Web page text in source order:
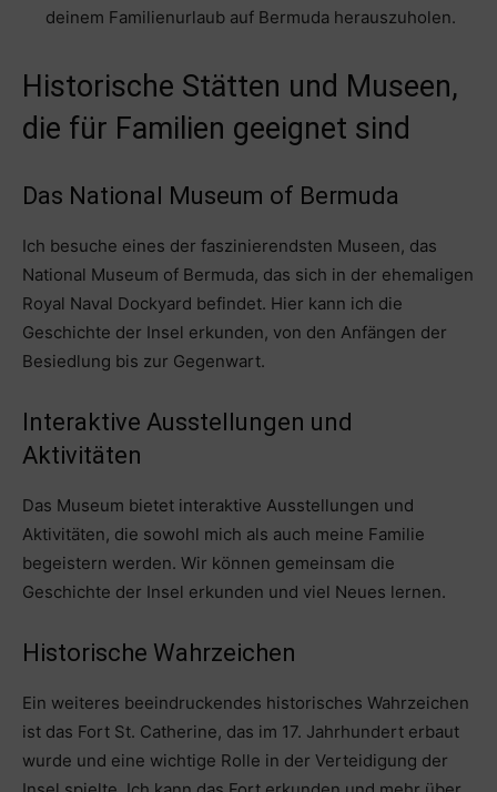
deinem Familienurlaub auf Bermuda herauszuholen.
Historische Stätten und Museen,
die für Familien geeignet sind
Das National Museum of Bermuda
Ich besuche eines der faszinierendsten Museen, das
National Museum of Bermuda, das sich in der ehemaligen
Royal Naval Dockyard befindet. Hier kann ich die
Geschichte der Insel erkunden, von den Anfängen der
Besiedlung bis zur Gegenwart.
Interaktive Ausstellungen und
Aktivitäten
Das Museum bietet interaktive Ausstellungen und
Aktivitäten, die sowohl mich als auch meine Familie
begeistern werden. Wir können gemeinsam die
Geschichte der Insel erkunden und viel Neues lernen.
Historische Wahrzeichen
Ein weiteres beeindruckendes historisches Wahrzeichen
ist das Fort St. Catherine, das im 17. Jahrhundert erbaut
wurde und eine wichtige Rolle in der Verteidigung der